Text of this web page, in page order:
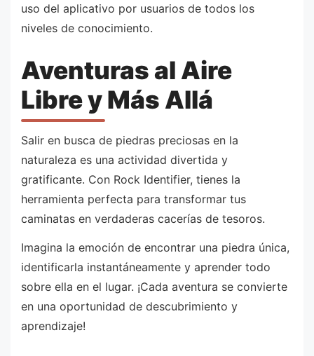
uso del aplicativo por usuarios de todos los
niveles de conocimiento.
Aventuras al Aire
Libre y Más Allá
Salir en busca de piedras preciosas en la
naturaleza es una actividad divertida y
gratificante. Con Rock Identifier, tienes la
herramienta perfecta para transformar tus
caminatas en verdaderas cacerías de tesoros.
Imagina la emoción de encontrar una piedra única,
identificarla instantáneamente y aprender todo
sobre ella en el lugar. ¡Cada aventura se convierte
en una oportunidad de descubrimiento y
aprendizaje!